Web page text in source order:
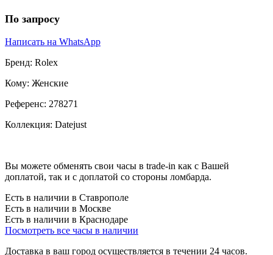
По запросу
Написать на WhatsApp
Бренд: Rolex
Кому: Женские
Референс: 278271
Коллекция: Datejust
Вы можете обменять свои часы в trade-in как с Вашей
доплатой, так и с доплатой со стороны ломбарда.
Есть в наличии в Ставрополе
Есть в наличии в Москве
Есть в наличии в Краснодаре
Посмотреть все часы в наличии
Доставка в ваш город осуществляется в течении 24 часов.